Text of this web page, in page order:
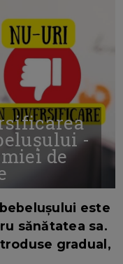
-
de
este
sănătatea sa.
gradual,